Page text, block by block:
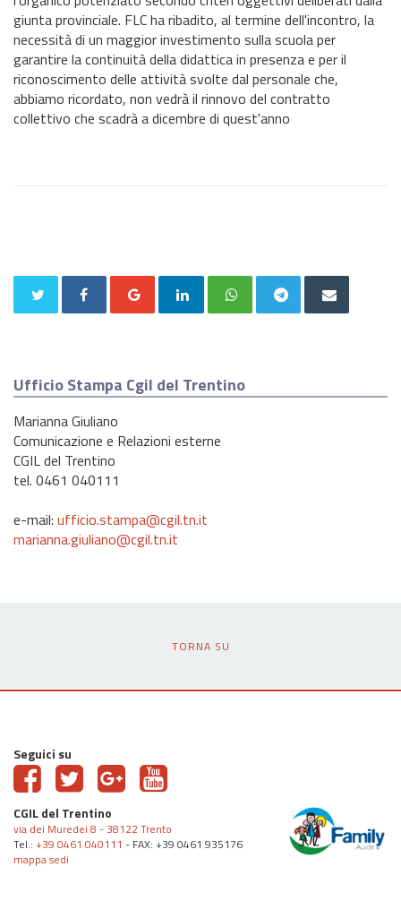
giunta provinciale. FLC ha ribadito, al termine dell'incontro, la
necessità di un maggior investimento sulla scuola per
garantire la continuità della didattica in presenza e per il
riconoscimento delle attività svolte dal personale che,
abbiamo ricordato, non vedrà il rinnovo del contratto
collettivo che scadrà a dicembre di quest'anno
Ufficio Stampa Cgil del Trentino
Marianna Giuliano
Comunicazione e Relazioni esterne
CGIL del Trentino
tel. 0461 040111
e-mail: ufficio.stampa@cgil.tn.it
marianna.giuliano@cgil.tn.it
TORNA SU
Seguici su
CGIL del Trentino
via dei Muredei 8 - 38122 Trento
Tel.: +39 0461 040111 - FAX: +39 0461 935176
mappa sedi